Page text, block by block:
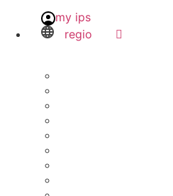
my ips
regio